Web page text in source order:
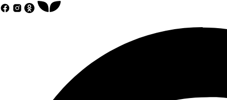
Верблюжьи - здесь наполнитель закрыт в тканевом
чехле. Изделия обеспечивают качественный сон, а все
благодаря теплообмену, воздухонепроницаемости и
пористости. Шерсть верблюда не электризуется и
положительно воздействует на организм человека.
Овечьи - имеют приятные тактильные ощущения,
изделия дышат, устойчивы к влаге и не собирают пыль.
Этот материал прекрасно поддерживает температуру
тела, не давая замерзнуть зимой и принося прохладу